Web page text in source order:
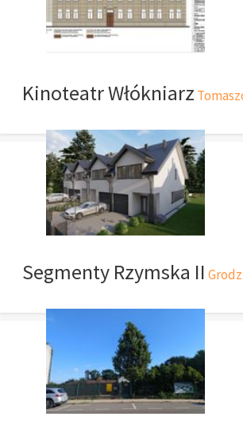
Kinoteatr Włókniarz
Segmenty Rzymska II